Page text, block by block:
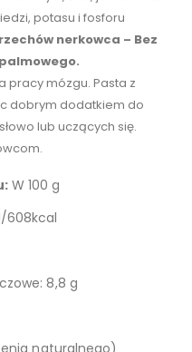
potasu i fosforu
nerkowca – Bez
pracy mózgu. Pasta z
dobrym dodatkiem do
lub uczących się.
W 100 g
608kcal
8,8 g